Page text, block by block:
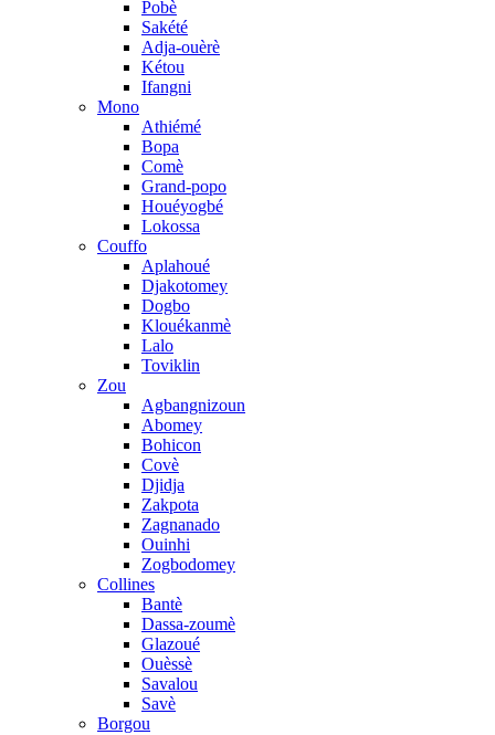
Pobè
Sakété
Adja-ouèrè
Kétou
Ifangni
Mono
Athiémé
Bopa
Comè
Grand-popo
Houéyogbé
Lokossa
Couffo
Aplahoué
Djakotomey
Dogbo
Klouékanmè
Lalo
Toviklin
Zou
Agbangnizoun
Abomey
Bohicon
Covè
Djidja
Zakpota
Zagnanado
Ouinhi
Zogbodomey
Collines
Bantè
Dassa-zoumè
Glazoué
Ouèssè
Savalou
Savè
Borgou